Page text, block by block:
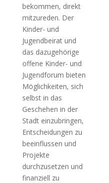
bekommen, direkt
mitzureden. Der
Kinder- und
Jugendbeirat und
das dazugehörige
offene Kinder- und
Jugendforum bieten
Möglichkeiten, sich
selbst in das
Geschehen in der
Stadt einzubringen,
Entscheidungen zu
beeinflussen und
Projekte
durchzusetzen und
finanziell zu